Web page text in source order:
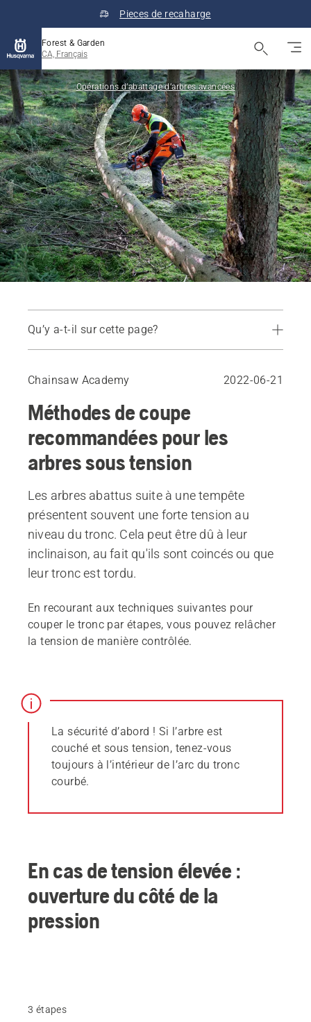
Pieces de recaharge
Forest & Garden
CA, Français
Opérations d’abattage d’arbres avancées
Qu’y a-t-il sur cette page?
Chainsaw Academy 2022-06-21
Méthodes de coupe
recommandées pour les
arbres sous tension
Les arbres abattus suite à une tempête
présentent souvent une forte tension au
niveau du tronc. Cela peut être dû à leur
inclinaison, au fait qu'ils sont coincés ou que
leur tronc est tordu.
En recourant aux techniques suivantes pour
couper le tronc par étapes, vous pouvez relâcher
la tension de manière contrôlée.
La sécurité d’abord ! Si l’arbre est
couché et sous tension, tenez-vous
toujours à l’intérieur de l’arc du tronc
courbé.
En cas de tension élevée :
ouverture du côté de la
pression
3 étapes